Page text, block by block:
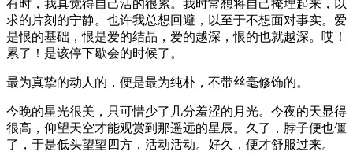
有时，我真觉得自己活的很累。我时常想将自己掩埋起来，以
求的片刻的宁静。也许我总想回避，以至于不想面对事实。爱
是恨的基础，恨是爱的结晶，爱的越深，恨的也就越深。哎！
累了！是该停下歇会的时候了。
最为真挚的动人的，便是最为纯朴，不带丝毫修饰的。
今晚的星光很美，只可惜少了几分羞涩的月光。今夜的天显得
很高，仰望天空才能观赏到那遥远的星辰。久了，脖子便也僵
了，于是低头望望四方，活动活动。好久，便才舒服过来。